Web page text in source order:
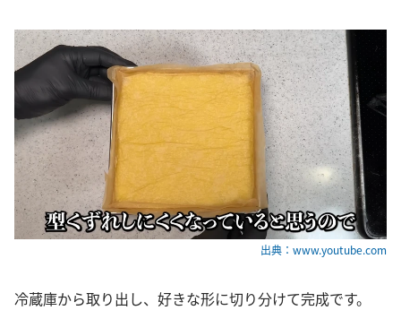
出典：www.youtube.com
冷蔵庫から取り出し、好きな形に切り分けて完成です。